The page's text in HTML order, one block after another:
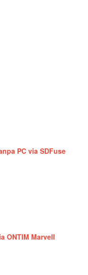
PC via SDFuse
ONTIM Marvell